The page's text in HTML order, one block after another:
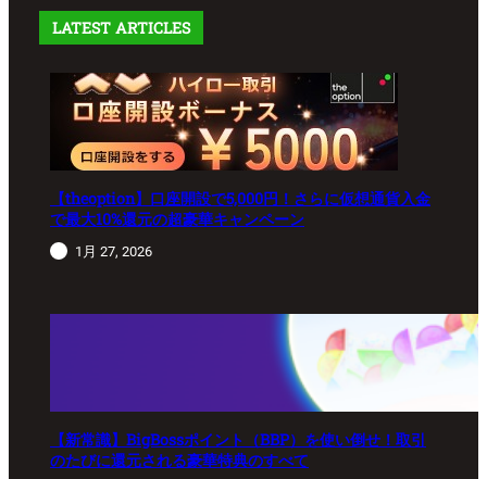
LATEST ARTICLES
【theoption】口座開設で5,000円！さらに仮想通貨入金
で最大10%還元の超豪華キャンペーン
1月 27, 2026
【新常識】BigBossポイント（BBP）を使い倒せ！取引
のたびに還元される豪華特典のすべて